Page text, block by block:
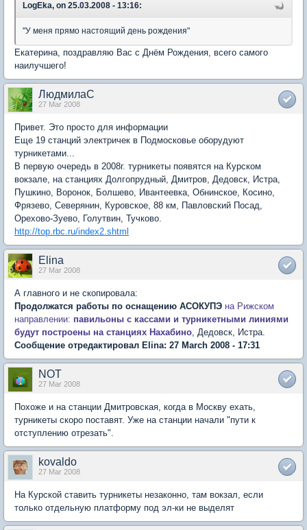
LogEka, on 25.03.2008 - 13:16:
"У меня прямо настоящий день рождения"
Екатерина, поздравляю Вас с Днём Рождения, всего самого
наилучшего!
ЛюдмилаС
27 Mar 2008
Привет. Это просто для информации
Еще 19 станций электричек в Подмосковье оборудуют
турникетами...
В первую очередь в 2008г. турникеты появятся на Курском
вокзале, на станциях Долгопрудный, Дмитров, Дедовск, Истра,
Пушкино, Воронок, Болшево, Ивантеевка, Обнинское, Косино,
Фрязево, Северянин, Куровское, 88 км, Павловский Посад,
Орехово-Зуево, Голутвин, Тучково.
http://top.rbc.ru/index2.shtml
Elina
27 Mar 2008
А главного и не скопировала:
Продолжатся работы по оснащению АСОКУПЭ на Рижском
направлении: павильоны с кассами и турникетными линиями
будут построены на станциях Нахабино, Дедовск, Истра.
Сообщение отредактировал Elina: 27 March 2008 - 17:31
NOT
27 Mar 2008
Похоже и на станции Дмитровская, когда в Москву ехать,
турникеты скоро поставят. Уже на станции начали "пути к
отступлению отрезать".
kovaldo
27 Mar 2008
На Курской ставить турникеты незаконно, там вокзал, если
только отдельную платформу под эл-ки не выделят